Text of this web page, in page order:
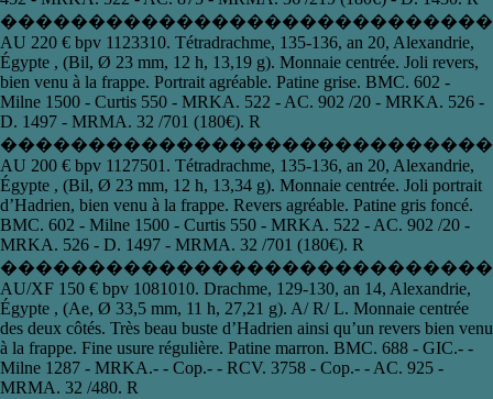
AU 220 € bpv 1123310. Tétradrachme , 135-136 , an 20 , Alexandrie,
Égypte , (Bil, Ø 23 mm, 12 h, 13,19 g). Monnaie centrée. Joli revers,
bien venu à la frappe. Portrait agréable. Patine grise. BMC. 602 -
Milne 1500 - Curtis 550 - MRKA. 522 - AC. 902 /20 - MRKA. 526 -
D. 1497 - MRMA. 32 /701 (180€). R
AU 200 € bpv 1127501. Tétradrachme , 135-136 , an 20 , Alexandrie,
Égypte , (Bil, Ø 23 mm, 12 h, 13,34 g). Monnaie centrée. Joli portrait
d’Hadrien, bien venu à la frappe. Revers agréable. Patine gris foncé.
BMC. 602 - Milne 1500 - Curtis 550 - MRKA. 522 - AC. 902 /20 -
MRKA. 526 - D. 1497 - MRMA. 32 /701 (180€). R
AU/XF 150 € bpv 1081010. Drachme , 129-130 , an 14 , Alexandrie,
Égypte , (Ae, Ø 33,5 mm, 11 h, 27,21 g). A/ R/ L. Monnaie centrée
des deux côtés. Très beau buste d’Hadrien ainsi qu’un revers bien venu
à la frappe. Fine usure régulière. Patine marron. BMC. 688 - GIC.- -
Milne 1287 - MRKA.- - Cop.- - RCV. 3758 - Cop.- - AC. 925 -
MRMA. 32 /480. R